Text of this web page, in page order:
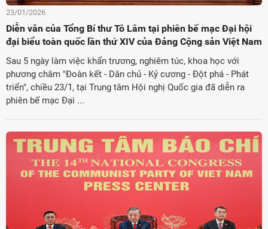
23/01/2026
Diễn văn của Tổng Bí thư Tô Lâm tại phiên bế mạc Đại hội
đại biểu toàn quốc lần thứ XIV của Đảng Cộng sản Việt Nam
Sau 5 ngày làm việc khẩn trương, nghiêm túc, khoa học với
phương châm "Đoàn kết - Dân chủ - Kỷ cương - Đột phá - Phát
triển", chiều 23/1, tại Trung tâm Hội nghị Quốc gia đã diễn ra
phiên bế mạc Đại ...